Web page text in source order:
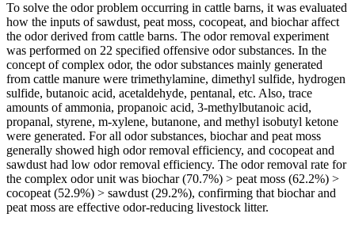
To solve the odor problem occurring in cattle barns, it was evaluated
how the inputs of sawdust, peat moss, cocopeat, and biochar affect
the odor derived from cattle barns. The odor removal experiment
was performed on 22 specified offensive odor substances. In the
concept of complex odor, the odor substances mainly generated
from cattle manure were trimethylamine, dimethyl sulfide, hydrogen
sulfide, butanoic acid, acetaldehyde, pentanal, etc. Also, trace
amounts of ammonia, propanoic acid, 3-methylbutanoic acid,
propanal, styrene, m-xylene, butanone, and methyl isobutyl ketone
were generated. For all odor substances, biochar and peat moss
generally showed high odor removal efficiency, and cocopeat and
sawdust had low odor removal efficiency. The odor removal rate for
the complex odor unit was biochar (70.7%) > peat moss (62.2%) >
cocopeat (52.9%) > sawdust (29.2%), confirming that biochar and
peat moss are effective odor-reducing livestock litter.